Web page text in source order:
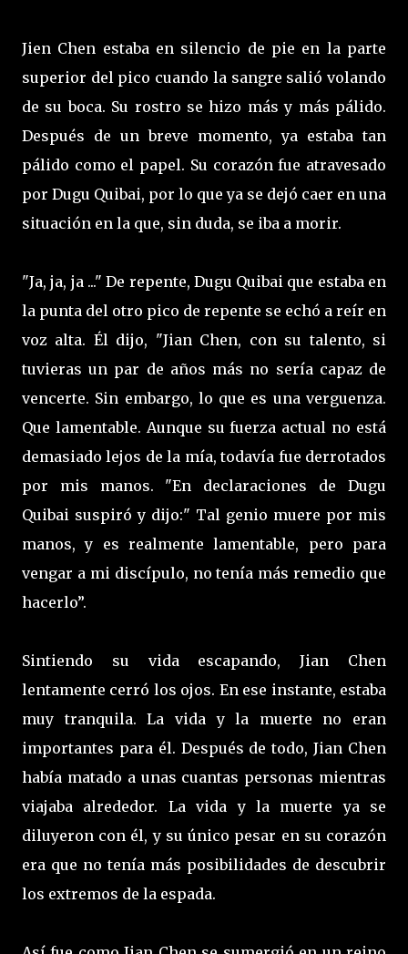
Jien Chen estaba en silencio de pie en la parte
superior del pico cuando la sangre salió volando
de su boca. Su rostro se hizo más y más pálido.
Después de un breve momento, ya estaba tan
pálido como el papel. Su corazón fue atravesado
por Dugu Quibai, por lo que ya se dejó caer en una
situación en la que, sin duda, se iba a morir.
"Ja, ja, ja ..." De repente, Dugu Quibai que estaba en
la punta del otro pico de repente se echó a reír en
voz alta. Él dijo, "Jian Chen, con su talento, si
tuvieras un par de años más no sería capaz de
vencerte. Sin embargo, lo que es una verguenza.
Que lamentable. Aunque su fuerza actual no está
demasiado lejos de la mía, todavía fue derrotados
por mis manos. "En declaraciones de Dugu
Quibai suspiró y dijo:" Tal genio muere por mis
manos, y es realmente lamentable, pero para
vengar a mi discípulo, no tenía más remedio que
hacerlo”.
Sintiendo su vida escapando, Jian Chen
lentamente cerró los ojos. En ese instante, estaba
muy tranquila. La vida y la muerte no eran
importantes para él. Después de todo, Jian Chen
había matado a unas cuantas personas mientras
viajaba alrededor. La vida y la muerte ya se
diluyeron con él, y su único pesar en su corazón
era que no tenía más posibilidades de descubrir
los extremos de la espada.